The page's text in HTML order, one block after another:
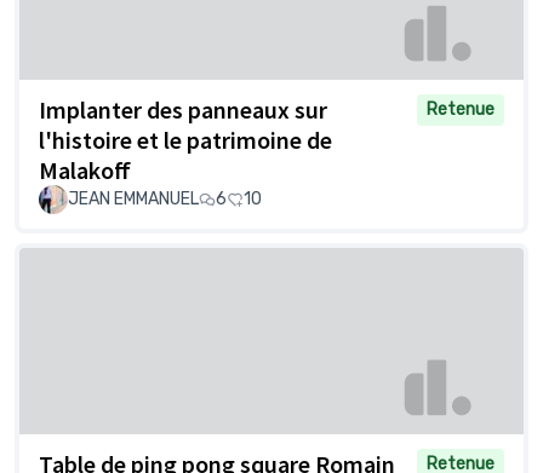
Implanter des panneaux sur
l'histoire et le patrimoine de
Malakoff
Retenue
JEAN EMMANUEL 6 10
Table de ping pong square Romain Retenue